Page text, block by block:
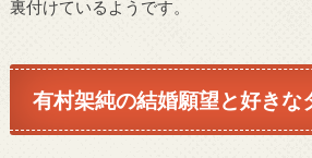
裏付けているようです。
有村架純の結婚願望と好きな